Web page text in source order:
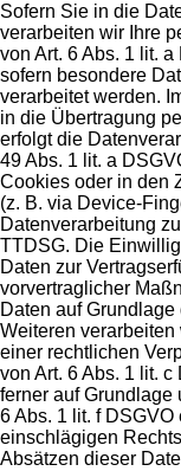
Sofern Sie in die
verarbeiten wir Ihre
von Art. 6 Abs. 1 lit.
sofern besondere
verarbeitet werden.
in die Übertragung
erfolgt die
49 Abs. 1 lit. a
Cookies oder in den
(z. B. via Device-
Datenverarbeitung
TTDSG. Die
Daten zur
vorvertraglicher
Daten auf
Weiteren
einer rechtlichen
von Art. 6 Abs. 1 lit.
ferner auf Grundlage
6 Abs. 1 lit. f DSGVO
einschlägigen
Absätzen dieser